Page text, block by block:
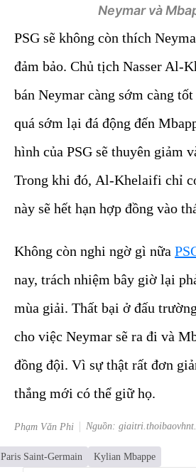
Neymar và
PSG sẽ không còn thích
đảm bảo. Chủ tịch Nasser Al-
bán Neymar càng sớm càng
quá sớm lại đá động đến
hình của PSG sẽ thuyên giảm
Trong khi đó, Al-Khelaifi chỉ
này sẽ hết hạn hợp đồng vào
Không còn nghi ngờ gì nữa
nay, trách nhiệm bây giờ lại
mùa giải. Thất bại ở đấu
cho việc Neymar sẽ ra đi và
đồng đội. Vì sự thật rất đơn
thắng mới có thể giữ họ.
Phạm Văn Phi Nguồn:
Paris Saint-Germain Kylian Mbappe